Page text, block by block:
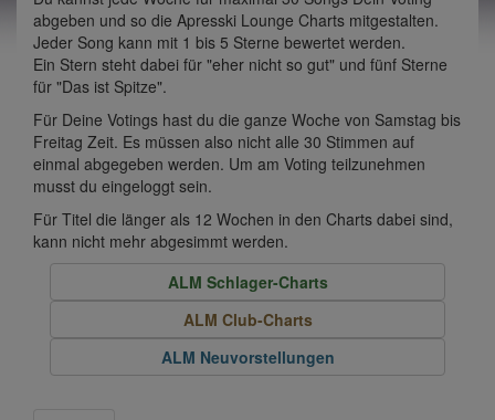
abgeben und so die Apresski Lounge Charts mitgestalten.
Jeder Song kann mit 1 bis 5 Sterne bewertet werden.
Ein Stern steht dabei für "eher nicht so gut" und fünf Sterne
für "Das ist Spitze".
Für Deine Votings hast du die ganze Woche von Samstag bis
Freitag Zeit. Es müssen also nicht alle 30 Stimmen auf
einmal abgegeben werden. Um am Voting teilzunehmen
musst du eingeloggt sein.
Für Titel die länger als 12 Wochen in den Charts dabei sind,
kann nicht mehr abgesimmt werden.
ALM Schlager-Charts
ALM Club-Charts
ALM Neuvorstellungen